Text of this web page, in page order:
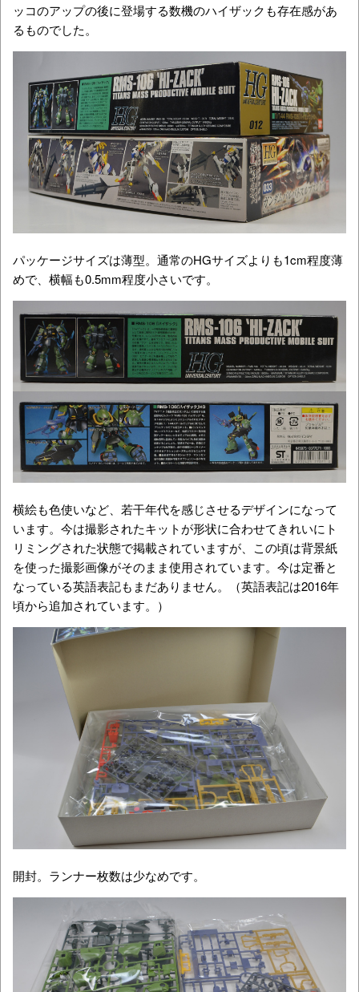
ッコのアップの後に登場する数機のハイザックも存在感があ
るものでした。
パッケージサイズは薄型。通常のHGサイズよりも1cm程度薄
めで、横幅も0.5mm程度小さいです。
横絵も色使いなど、若干年代を感じさせるデザインになって
います。今は撮影されたキットが形状に合わせてきれいにト
リミングされた状態で掲載されていますが、この頃は背景紙
を使った撮影画像がそのまま使用されています。今は定番と
なっている英語表記もまだありません。（英語表記は2016年
頃から追加されています。）
開封。ランナー枚数は少なめです。